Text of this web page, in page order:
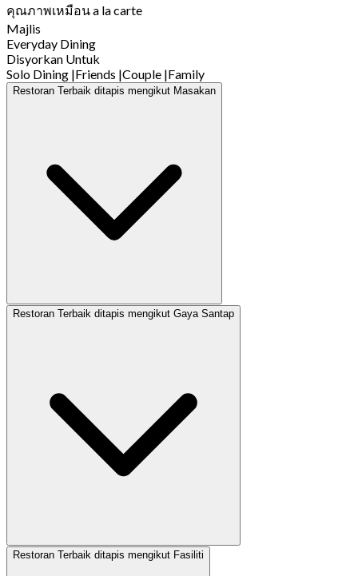
คุณภาพเหมือน a la carte
Majlis
Everyday Dining
Disyorkan Untuk
Solo Dining |Friends |Couple |Family
Restoran Terbaik ditapis mengikut Masakan
Restoran Terbaik ditapis mengikut Gaya Santap
Restoran Terbaik ditapis mengikut Fasiliti